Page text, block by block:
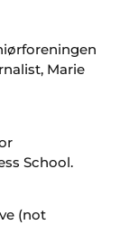
Marie
School.
(not